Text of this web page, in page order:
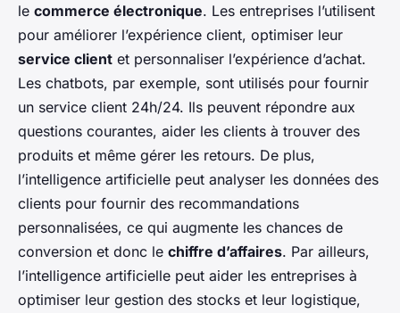
le commerce électronique. Les entreprises l’utilisent
pour améliorer l’expérience client, optimiser leur
service client et personnaliser l’expérience d’achat.
Les chatbots, par exemple, sont utilisés pour fournir
un service client 24h/24. Ils peuvent répondre aux
questions courantes, aider les clients à trouver des
produits et même gérer les retours. De plus,
l’intelligence artificielle peut analyser les données des
clients pour fournir des recommandations
personnalisées, ce qui augmente les chances de
conversion et donc le chiffre d’affaires. Par ailleurs,
l’intelligence artificielle peut aider les entreprises à
optimiser leur gestion des stocks et leur logistique,